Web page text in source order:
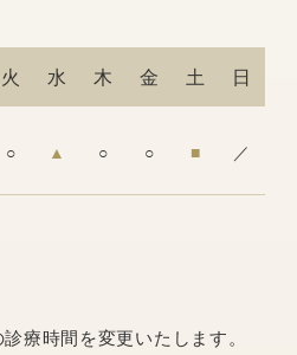
火 水 木 金 土 日
○ ▲ ○ ○ ■ ／
療時間を変更いたします。